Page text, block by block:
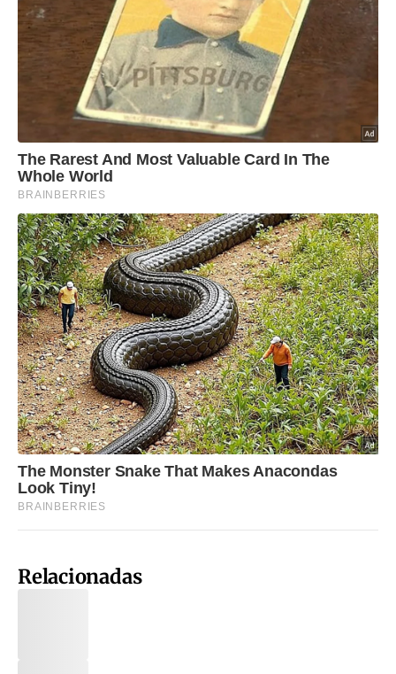
Relacionadas